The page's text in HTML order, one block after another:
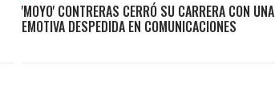
'MOYO' CONTRERAS CERRÓ SU CARRERA CON UNA
EMOTIVA DESPEDIDA EN COMUNICACIONES